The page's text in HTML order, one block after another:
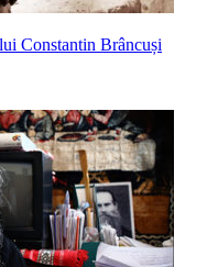
Constantin Brâncuși